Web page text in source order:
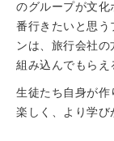
のグループが文
番行きたいと思う
ンは、旅行会社
組み込んでもらえ
生徒たち自身が作
楽しく、より学び